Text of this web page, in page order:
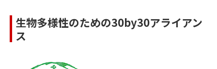
生物多様性のための30by30アライアン
ス